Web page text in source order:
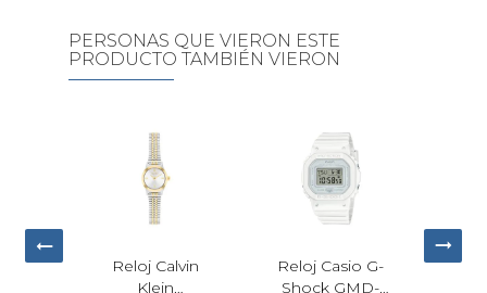
PERSONAS QUE VIERON ESTE
PRODUCTO TAMBIÉN VIERON
Reloj Casio G-
Shock GMD-
Citizen Fio Eco-
Drive Mujer